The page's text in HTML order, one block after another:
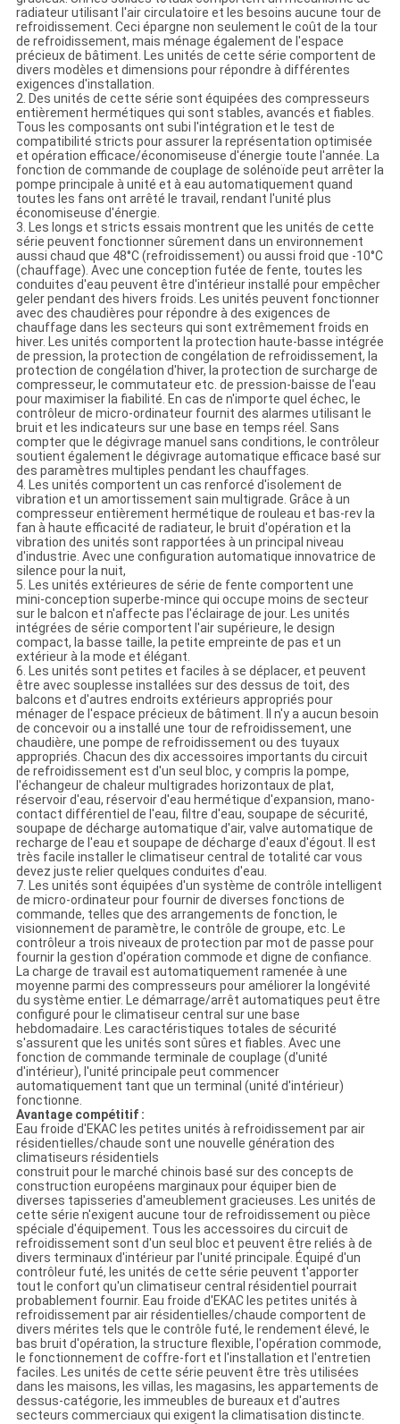
radiateur utilisant l'air circulatoire et les besoins aucune tour de
refroidissement. Ceci épargne non seulement le coût de la tour
de refroidissement, mais ménage également de l'espace
précieux de bâtiment. Les unités de cette série comportent de
divers modèles et dimensions pour répondre à différentes
exigences d'installation.
2. Des unités de cette série sont équipées des compresseurs
entièrement hermétiques qui sont stables, avancés et fiables.
Tous les composants ont subi l'intégration et le test de
compatibilité stricts pour assurer la représentation optimisée
et opération efficace/économiseuse d'énergie toute l'année. La
fonction de commande de couplage de solénoïde peut arrêter la
pompe principale à unité et à eau automatiquement quand
toutes les fans ont arrêté le travail, rendant l'unité plus
économiseuse d'énergie.
3. Les longs et stricts essais montrent que les unités de cette
série peuvent fonctionner sûrement dans un environnement
aussi chaud que 48°C (refroidissement) ou aussi froid que -10°C
(chauffage). Avec une conception futée de fente, toutes les
conduites d'eau peuvent être d'intérieur installé pour empêcher
geler pendant des hivers froids. Les unités peuvent fonctionner
avec des chaudières pour répondre à des exigences de
chauffage dans les secteurs qui sont extrêmement froids en
hiver. Les unités comportent la protection haute-basse intégrée
de pression, la protection de congélation de refroidissement, la
protection de congélation d'hiver, la protection de surcharge de
compresseur, le commutateur etc. de pression-baisse de l'eau
pour maximiser la fiabilité. En cas de n'importe quel échec, le
contrôleur de micro-ordinateur fournit des alarmes utilisant le
bruit et les indicateurs sur une base en temps réel. Sans
compter que le dégivrage manuel sans conditions, le contrôleur
soutient également le dégivrage automatique efficace basé sur
des paramètres multiples pendant les chauffages.
4. Les unités comportent un cas renforcé d'isolement de
vibration et un amortissement sain multigrade. Grâce à un
compresseur entièrement hermétique de rouleau et bas-rev la
fan à haute efficacité de radiateur, le bruit d'opération et la
vibration des unités sont rapportées à un principal niveau
d'industrie. Avec une configuration automatique innovatrice de
silence pour la nuit,
5. Les unités extérieures de série de fente comportent une
mini-conception superbe-mince qui occupe moins de secteur
sur le balcon et n'affecte pas l'éclairage de jour. Les unités
intégrées de série comportent l'air supérieure, le design
compact, la basse taille, la petite empreinte de pas et un
extérieur à la mode et élégant.
6. Les unités sont petites et faciles à se déplacer, et peuvent
être avec souplesse installées sur des dessus de toit, des
balcons et d'autres endroits extérieurs appropriés pour
ménager de l'espace précieux de bâtiment. Il n'y a aucun besoin
de concevoir ou a installé une tour de refroidissement, une
chaudière, une pompe de refroidissement ou des tuyaux
appropriés. Chacun des dix accessoires importants du circuit
de refroidissement est d'un seul bloc, y compris la pompe,
l'échangeur de chaleur multigrades horizontaux de plat,
réservoir d'eau, réservoir d'eau hermétique d'expansion, mano-
contact différentiel de l'eau, filtre d'eau, soupape de sécurité,
soupape de décharge automatique d'air, valve automatique de
recharge de l'eau et soupape de décharge d'eaux d'égout. Il est
très facile installer le climatiseur central de totalité car vous
devez juste relier quelques conduites d'eau.
7. Les unités sont équipées d'un système de contrôle intelligent
de micro-ordinateur pour fournir de diverses fonctions de
commande, telles que des arrangements de fonction, le
visionnement de paramètre, le contrôle de groupe, etc. Le
contrôleur a trois niveaux de protection par mot de passe pour
fournir la gestion d'opération commode et digne de confiance.
La charge de travail est automatiquement ramenée à une
moyenne parmi des compresseurs pour améliorer la longévité
du système entier. Le démarrage/arrêt automatiques peut être
configuré pour le climatiseur central sur une base
hebdomadaire. Les caractéristiques totales de sécurité
s'assurent que les unités sont sûres et fiables. Avec une
fonction de commande terminale de couplage (d'unité
d'intérieur), l'unité principale peut commencer
automatiquement tant que un terminal (unité d'intérieur)
fonctionne.
Avantage compétitif :
Eau froide d'EKAC les petites unités à refroidissement par air
résidentielles/chaude sont une nouvelle génération des
climatiseurs résidentiels
construit pour le marché chinois basé sur des concepts de
construction européens marginaux pour équiper bien de
diverses tapisseries d'ameublement gracieuses. Les unités de
cette série n'exigent aucune tour de refroidissement ou pièce
spéciale d'équipement. Tous les accessoires du circuit de
refroidissement sont d'un seul bloc et peuvent être reliés à de
divers terminaux d'intérieur par l'unité principale. Équipé d'un
contrôleur futé, les unités de cette série peuvent t'apporter
tout le confort qu'un climatiseur central résidentiel pourrait
probablement fournir. Eau froide d'EKAC les petites unités à
refroidissement par air résidentielles/chaude comportent de
divers mérites tels que le contrôle futé, le rendement élevé, le
bas bruit d'opération, la structure flexible, l'opération commode,
le fonctionnement de coffre-fort et l'installation et l'entretien
faciles. Les unités de cette série peuvent être très utilisées
dans les maisons, les villas, les magasins, les appartements de
dessus-catégorie, les immeubles de bureaux et d'autres
secteurs commerciaux qui exigent la climatisation distincte.